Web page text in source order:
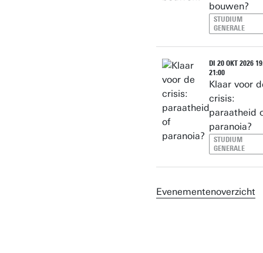
bouwen?
STUDIUM
GENERALE
DI 20 OKT 2026
21:00
Klaar voor
crisis:
paraatheid
paranoia?
STUDIUM
GENERALE
Evenementenoverzicht